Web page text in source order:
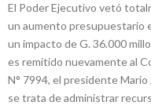
El Poder Ejecutivo vetó
un aumento presupuestario
un impacto de G. 36.000
es remitido nuevamente al
N° 7994, el presidente
se trata de administrar